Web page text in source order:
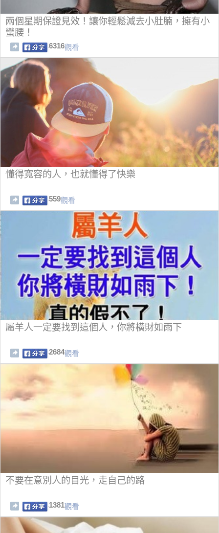
兩個星期保證見效！讓你輕鬆減去小肚腩，擁有小
蠻腰！
6316觀看
懂得寬容的人，也就懂得了快樂
559觀看
屬羊人一定要找到這個人，你將橫財如雨下
2684觀看
不要在意別人的目光，走自己的路
1381觀看